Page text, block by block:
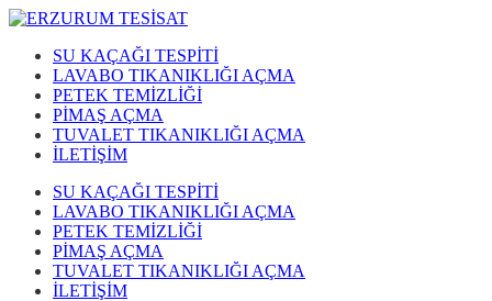
SU KAÇAĞI TESPİTİ
LAVABO TIKANIKLIĞI AÇMA
PETEK TEMİZLİĞİ
PİMAŞ AÇMA
TUVALET TIKANIKLIĞI AÇMA
İLETİŞİM
SU KAÇAĞI TESPİTİ
LAVABO TIKANIKLIĞI AÇMA
PETEK TEMİZLİĞİ
PİMAŞ AÇMA
TUVALET TIKANIKLIĞI AÇMA
İLETİŞİM